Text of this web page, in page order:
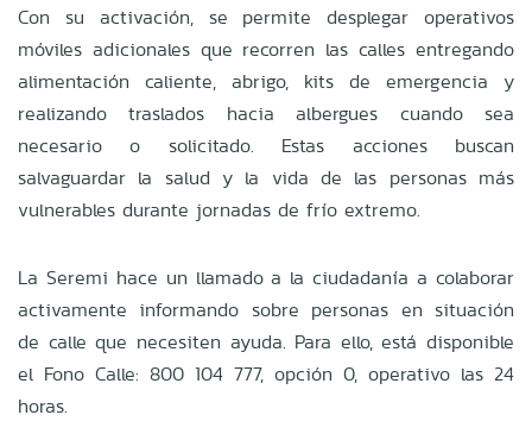
Con su activación, se permite desplegar operativos
móviles adicionales que recorren las calles entregando
alimentación caliente, abrigo, kits de emergencia y
realizando traslados hacia albergues cuando sea
necesario o solicitado. Estas acciones buscan
salvaguardar la salud y la vida de las personas más
vulnerables durante jornadas de frío extremo.
La Seremi hace un llamado a la ciudadanía a colaborar
activamente informando sobre personas en situación
de calle que necesiten ayuda. Para ello, está disponible
el Fono Calle: 800 104 777, opción 0, operativo las 24
horas.